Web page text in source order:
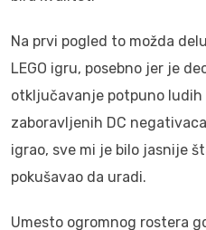
Na prvi pogled to možda
LEGO igru, posebno jer je
otključavanje potpuno ludih
zaboravljenih DC
igrao, sve mi je bilo jasnije
pokušavao da uradi.
Umesto ogromnog rostera